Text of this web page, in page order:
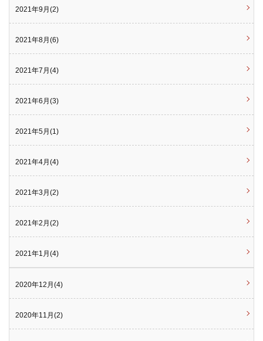
2021年9月(2)
2021年8月(6)
2021年7月(4)
2021年6月(3)
2021年5月(1)
2021年4月(4)
2021年3月(2)
2021年2月(2)
2021年1月(4)
2020年12月(4)
2020年11月(2)